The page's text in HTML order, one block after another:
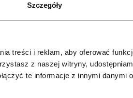
Szczegóły
treści i reklam, aby oferować
z naszej witryny,
te informacje z innymi danymi